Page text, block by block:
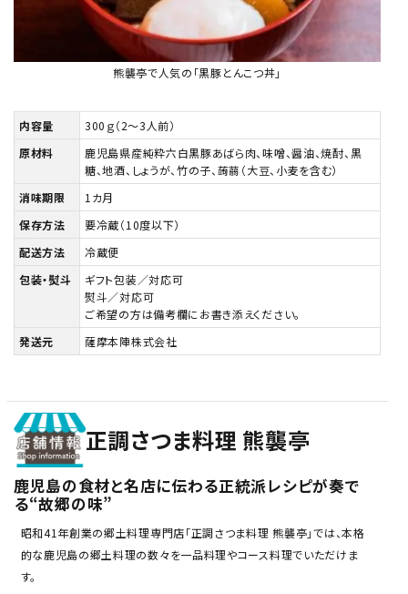
熊襲亭で人気の「黒豚とんこつ丼」
内容量
300ｇ（2～3人前）
原材料
鹿児島県産純粋六白黒豚あばら肉、味噌、醤油、焼酎、黒
糖、地酒、しょうが、竹の子、蒟蒻（大豆、小麦を含む）
消味期限
1カ月
保存方法
要冷蔵（10度以下）
配送方法
冷蔵便
包装・熨斗
ギフト包装／対応可
熨斗／対応可
ご希望の方は備考欄にお書き添えください。
発送元
薩摩本陣株式会社
正調さつま料理 熊襲亭
鹿児島の食材と名店に伝わる正統派レシピが奏で
る“故郷の味”
昭和41年創業の郷土料理専門店「正調さつま料理 熊襲亭」では、本格
的な鹿児島の郷土料理の数々を一品料理やコース料理でいただけま
す。